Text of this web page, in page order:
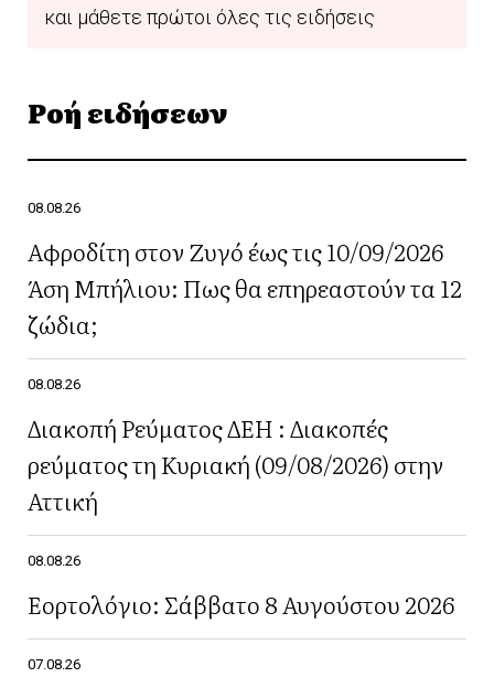
και μάθετε πρώτοι όλες τις ειδήσεις
Ροή ειδήσεων
08.08.26
Αφροδίτη στον Ζυγό έως τις 10/09/2026
Άση Μπήλιου: Πως θα επηρεαστούν τα 12
ζώδια;
08.08.26
Διακοπή Ρεύματος ΔΕΗ : Διακοπές
ρεύματος τη Κυριακή (09/08/2026) στην
Αττική
08.08.26
Εορτολόγιο: Σάββατο 8 Αυγούστου 2026
07.08.26